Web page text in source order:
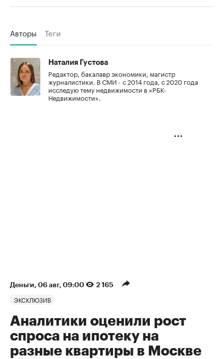
Авторы Теги
Наталия Густова
Редактор, бакалавр экономики, магистр
журналистики. В СМИ - с 2014 года, с 2020 года
исследую тему недвижимости в «РБК-
Недвижимости».
Деньги⁠, 06 авг, 09:00 2 165
ЭКСКЛЮЗИВ
Аналитики оценили рост
спроса на ипотеку на
разные квартиры в Москве